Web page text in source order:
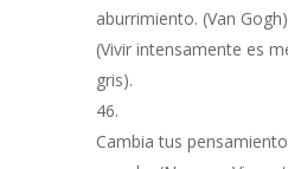
aburrimiento. (Van Gogh)
(Vivir intensamente es
gris).
Cambia tus